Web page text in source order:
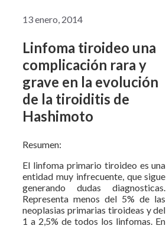
13 enero, 2014
Linfoma tiroideo una
complicación rara y
grave en la evolución
de la tiroiditis de
Hashimoto
Resumen:
El linfoma primario tiroideo es una
entidad muy infrecuente, que sigue
generando dudas diagnosticas.
Representa menos del 5% de las
neoplasias primarias tiroideas y del
1 a 2,5% de todos los linfomas. En